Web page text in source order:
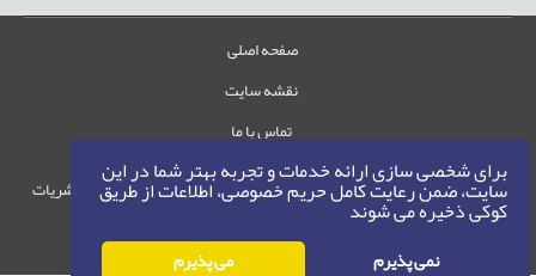
برای شخصی سازی ارائه خدمات و تجربه بهتر شما در این
سایت، ضمن رعایت کامل حریم خصوصی، اطلاعات از طریق
کوکی ذخیره می شوند
نمی پذیرم می پذیرم
صفحه اصلی
نقشه سایت
تماس با ما
حقوق این وب‌سایت متعلق به سامانه مدیریت نشریات
حق نشر 1405-1396